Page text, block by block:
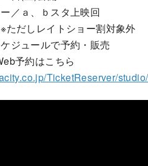
／ａ、ｂスタ上映回
だしレイトショー割対象外
ジュールで予約・販売
予約はこちら
TicketReserver/